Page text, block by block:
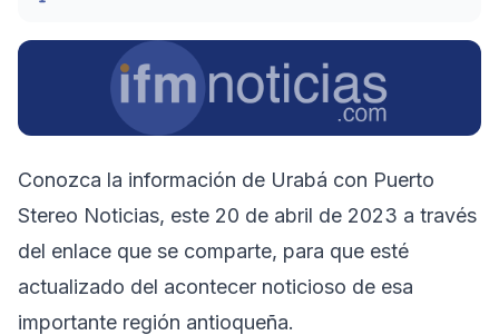
Conozca la información de Urabá con Puerto
Stereo Noticias, este 20 de abril de 2023 a través
del enlace que se comparte, para que esté
actualizado del acontecer noticioso de esa
importante región antioqueña.